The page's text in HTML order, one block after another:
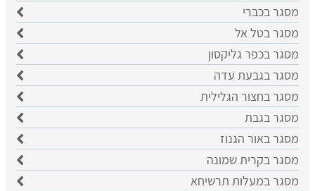
מסגר בכברי
מסגר בטל אל
מסגר בכפר גליקסון
מסגר בגבעת עדה
מסגר בחצור הגלילית
מסגר בגבת
מסגר באור הגנוז
מסגר בקרית שמונה
מסגר במעלות תרשיחא